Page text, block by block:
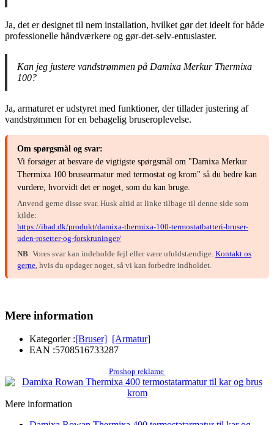
Ja, det er designet til nem installation, hvilket gør det ideelt for både
professionelle håndværkere og gør-det-selv-entusiaster.
Kan jeg justere vandstrømmen på Damixa Merkur Thermixa
100?
Ja, armaturet er udstyret med funktioner, der tillader justering af
vandstrømmen for en behagelig bruseroplevelse.
Om spørgsmål og svar:
Vi forsøger at besvare de vigtigste spørgsmål om "Damixa Merkur
Thermixa 100 brusearmatur med termostat og krom" så du bedre kan
vurdere, hvorvidt det er noget, som du kan bruge.
Anvend gerne disse svar. Husk altid at linke tilbage til denne side som
kilde:
https://ibad.dk/produkt/damixa-thermixa-100-termostatbatteri-bruser-
uden-rosetter-og-forskruninger/
NB: Vores svar kan indeholde fejl eller være ufuldstændige. Kontakt os
gerne , hvis du opdager noget, så vi kan forbedre indholdet.
Mere information
Kategorier :[Bruser] [Armatur]
EAN :5708516733287
Proshop reklame
Mere information